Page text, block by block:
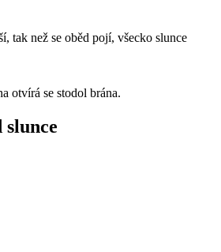
tak než se oběd pojí, všecko slunce
otvírá se stodol brána.
slunce